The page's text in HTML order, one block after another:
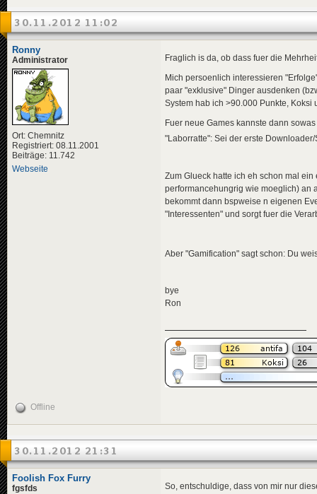
30.11.2012 11:02
Ronny
Administrator
Ort: Chemnitz
Registriert: 08.11.2001
Beiträge: 11.742
Webseite
Fraglich is da, ob dass fuer die
Mich persoenlich interessieren
paar "exklusive" Dinger ausdenken
System hab ich >90.000 Punkte, Koksi
Fuer neue Games kannste dann
"Laborratte": Sei der erste
Zum Glueck hatte ich eh schon mal
performancehungrig wie moeglich) an
bekommt dann bspweise n eigenen
"Interessenten" und sorgt fuer die
Aber "Gamification" sagt schon: Du
bye
Ron
Offline
30.11.2012 21:31
Foolish Fox Furry
fgsfds So, entschuldige, dass von mir nur